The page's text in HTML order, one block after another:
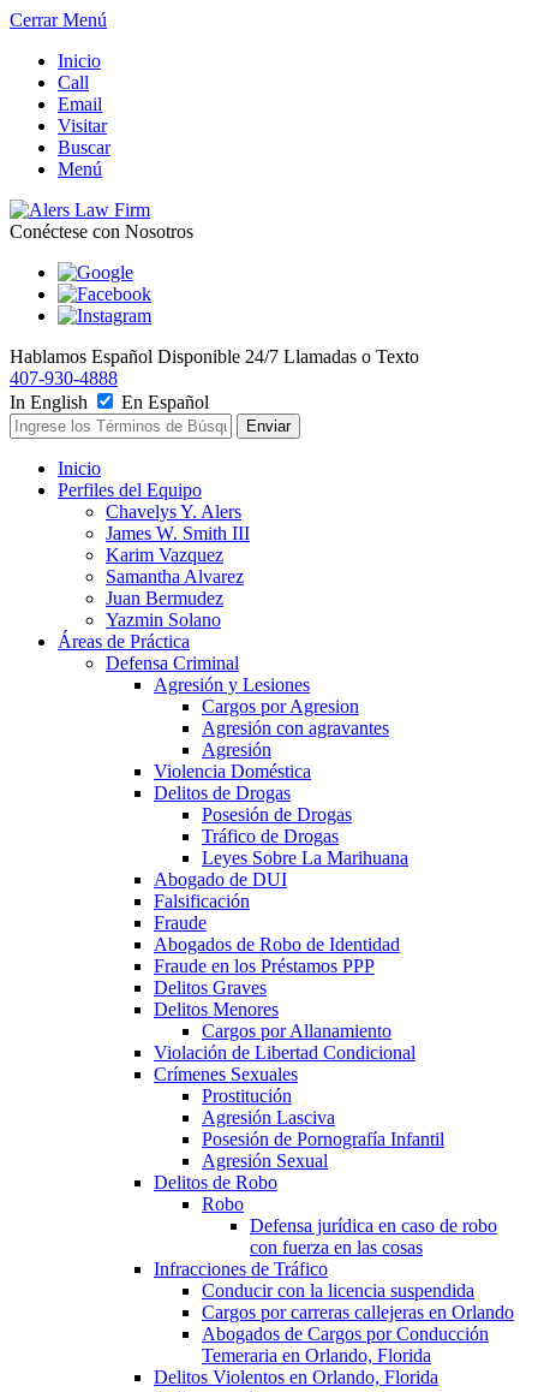
Cerrar Menú
Inicio
Call
Email
Visitar
Buscar
Menú
Conéctese con Nosotros
Hablamos Español Disponible 24/7 Llamadas o Texto
407-930-4888
In English
En Español
Inicio
Perfiles del Equipo
Chavelys Y. Alers
James W. Smith III
Karim Vazquez
Samantha Alvarez
Juan Bermudez
Yazmin Solano
Áreas de Práctica
Defensa Criminal
Agresión y Lesiones
Cargos por Agresion
Agresión con agravantes
Agresión
Violencia Doméstica
Delitos de Drogas
Posesión de Drogas
Tráfico de Drogas
Leyes Sobre La Marihuana
Abogado de DUI
Falsificación
Fraude
Abogados de Robo de Identidad
Fraude en los Préstamos PPP
Delitos Graves
Delitos Menores
Cargos por Allanamiento
Violación de Libertad Condicional
Crímenes Sexuales
Prostitución
Agresión Lasciva
Posesión de Pornografía Infantil
Agresión Sexual
Delitos de Robo
Robo
Defensa jurídica en caso de robo
con fuerza en las cosas
Infracciones de Tráfico
Conducir con la licencia suspendida
Cargos por carreras callejeras en Orlando
Abogados de Cargos por Conducción
Temeraria en Orlando, Florida
Delitos Violentos en Orlando, Florida